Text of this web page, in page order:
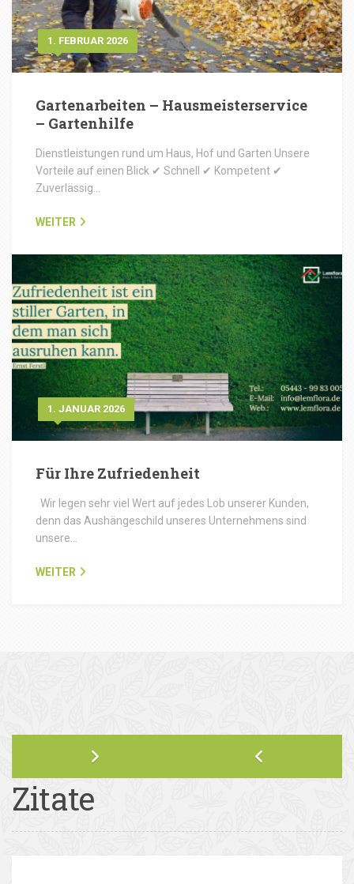
1. FEBRUAR 2026
Gartenarbeiten – Hausmeisterservice
– Gartenhilfe
Dienstleistungen rund um Haus, Hof und Garten Unsere
Vorteile auf einen Blick ✔ Schnell ✔ Kompetent ✔
Zuverlässig…
WEITER
1. JANUAR 2026
Für Ihre Zufriedenheit
Wir legen sehr viel Wert auf jedes Lob unserer Kunden,
denn das Aushängeschild unseres Unternehmens sind
unsere…
WEITER
Zitate